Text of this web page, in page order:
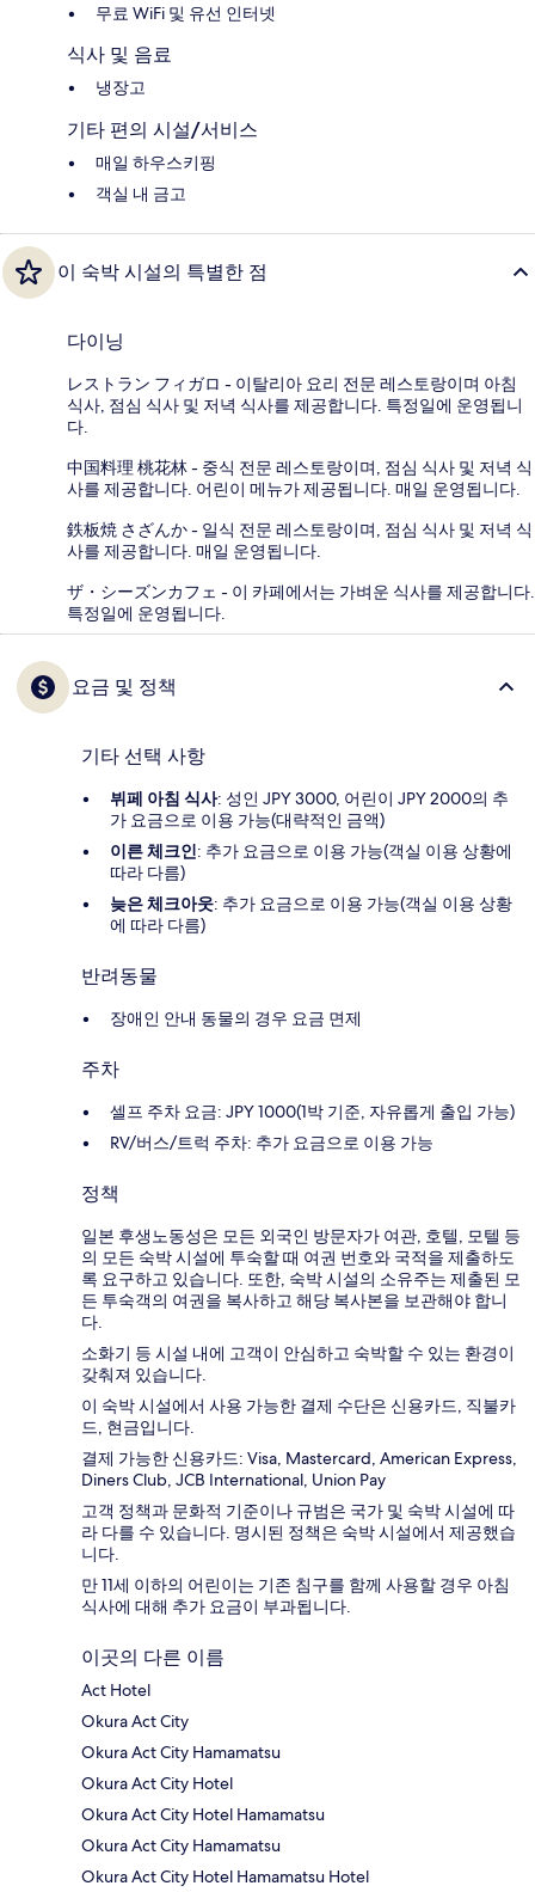
무료 WiFi 및 유선 인터넷
식사 및 음료
냉장고
기타 편의 시설/서비스
매일 하우스키핑
객실 내 금고
이 숙박 시설의 특별한 점
다이닝
レストラン フィガロ - 이탈리아 요리 전문 레스토랑이며 아침
식사, 점심 식사 및 저녁 식사를 제공합니다. 특정일에 운영됩니
다.
中国料理 桃花林 - 중식 전문 레스토랑이며, 점심 식사 및 저녁 식
사를 제공합니다. 어린이 메뉴가 제공됩니다. 매일 운영됩니다.
鉄板焼 さざんか - 일식 전문 레스토랑이며, 점심 식사 및 저녁 식
사를 제공합니다. 매일 운영됩니다.
ザ・シーズンカフェ - 이 카페에서는 가벼운 식사를 제공합니다.
특정일에 운영됩니다.
요금 및 정책
기타 선택 사항
뷔페 아침 식사: 성인 JPY 3000, 어린이 JPY 2000의 추
가 요금으로 이용 가능(대략적인 금액)
이른 체크인: 추가 요금으로 이용 가능(객실 이용 상황에
따라 다름)
늦은 체크아웃: 추가 요금으로 이용 가능(객실 이용 상황
에 따라 다름)
반려동물
장애인 안내 동물의 경우 요금 면제
주차
셀프 주차 요금: JPY 1000(1박 기준, 자유롭게 출입 가능)
RV/버스/트럭 주차: 추가 요금으로 이용 가능
정책
일본 후생노동성은 모든 외국인 방문자가 여관, 호텔, 모텔 등
의 모든 숙박 시설에 투숙할 때 여권 번호와 국적을 제출하도
록 요구하고 있습니다. 또한, 숙박 시설의 소유주는 제출된 모
든 투숙객의 여권을 복사하고 해당 복사본을 보관해야 합니
다.
소화기 등 시설 내에 고객이 안심하고 숙박할 수 있는 환경이
갖춰져 있습니다.
이 숙박 시설에서 사용 가능한 결제 수단은 신용카드, 직불카
드, 현금입니다.
결제 가능한 신용카드: Visa, Mastercard, American Express,
Diners Club, JCB International, Union Pay
고객 정책과 문화적 기준이나 규범은 국가 및 숙박 시설에 따
라 다를 수 있습니다. 명시된 정책은 숙박 시설에서 제공했습
니다.
만 11세 이하의 어린이는 기존 침구를 함께 사용할 경우 아침
식사에 대해 추가 요금이 부과됩니다.
이곳의 다른 이름
Act Hotel
Okura Act City
Okura Act City Hamamatsu
Okura Act City Hotel
Okura Act City Hotel Hamamatsu
Okura Act City Hamamatsu
Okura Act City Hotel Hamamatsu Hotel